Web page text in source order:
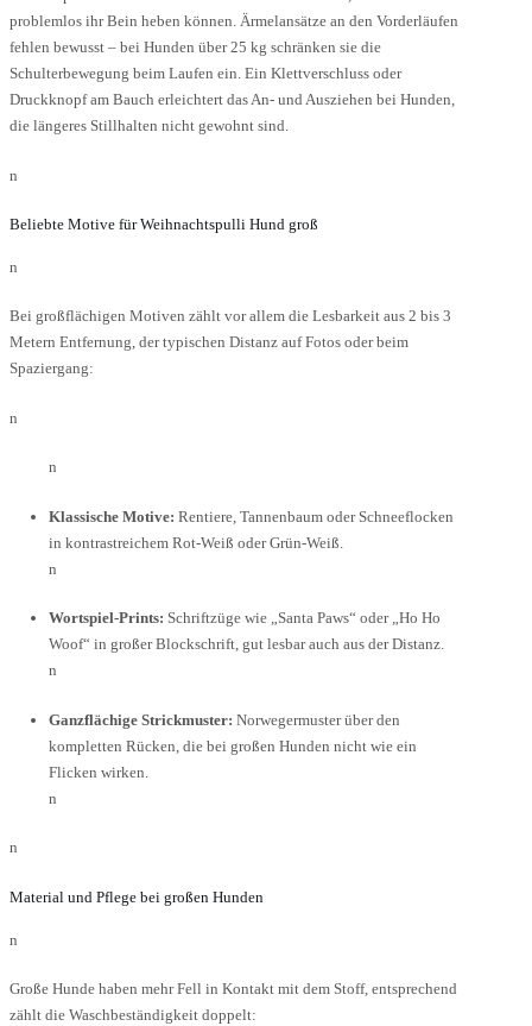
problemlos ihr Bein heben können. Ärmelansätze an den Vorderläufen
fehlen bewusst – bei Hunden über 25 kg schränken sie die
Schulterbewegung beim Laufen ein. Ein Klettverschluss oder
Druckknopf am Bauch erleichtert das An- und Ausziehen bei Hunden,
die längeres Stillhalten nicht gewohnt sind.
n
Beliebte Motive für Weihnachtspulli Hund groß
n
Bei großflächigen Motiven zählt vor allem die Lesbarkeit aus 2 bis 3
Metern Entfernung, der typischen Distanz auf Fotos oder beim
Spaziergang:
n
n
Klassische Motive: Rentiere, Tannenbaum oder Schneeflocken
in kontrastreichem Rot-Weiß oder Grün-Weiß.
n
Wortspiel-Prints: Schriftzüge wie „Santa Paws“ oder „Ho Ho
Woof“ in großer Blockschrift, gut lesbar auch aus der Distanz.
n
Ganzflächige Strickmuster: Norwegermuster über den
kompletten Rücken, die bei großen Hunden nicht wie ein
Flicken wirken.
n
n
Material und Pflege bei großen Hunden
n
Große Hunde haben mehr Fell in Kontakt mit dem Stoff, entsprechend
zählt die Waschbeständigkeit doppelt: